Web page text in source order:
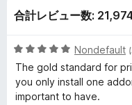
g
i
n
1
評
価
合計レビュー数:
5
段
階
中
Nondefault
The gold standard for
you only install one
important to have.